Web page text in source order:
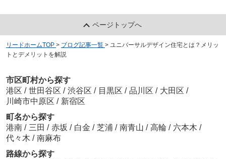
ページトップへ
リードホームTOP > ブログ記事一覧 > ユニバーサルデザイン住宅とは？メリッ
トとデメリットを解説
市区町村から探す
港区 / 世田谷区 / 渋谷区 / 目黒区 / 品川区 / 大田区 /
川崎市中原区 / 新宿区
町名から探す
港南 / 三田 / 赤坂 / 白金 / 芝浦 / 南青山 / 高輪 / 六本木 /
代々木 / 南麻布
路線から探す